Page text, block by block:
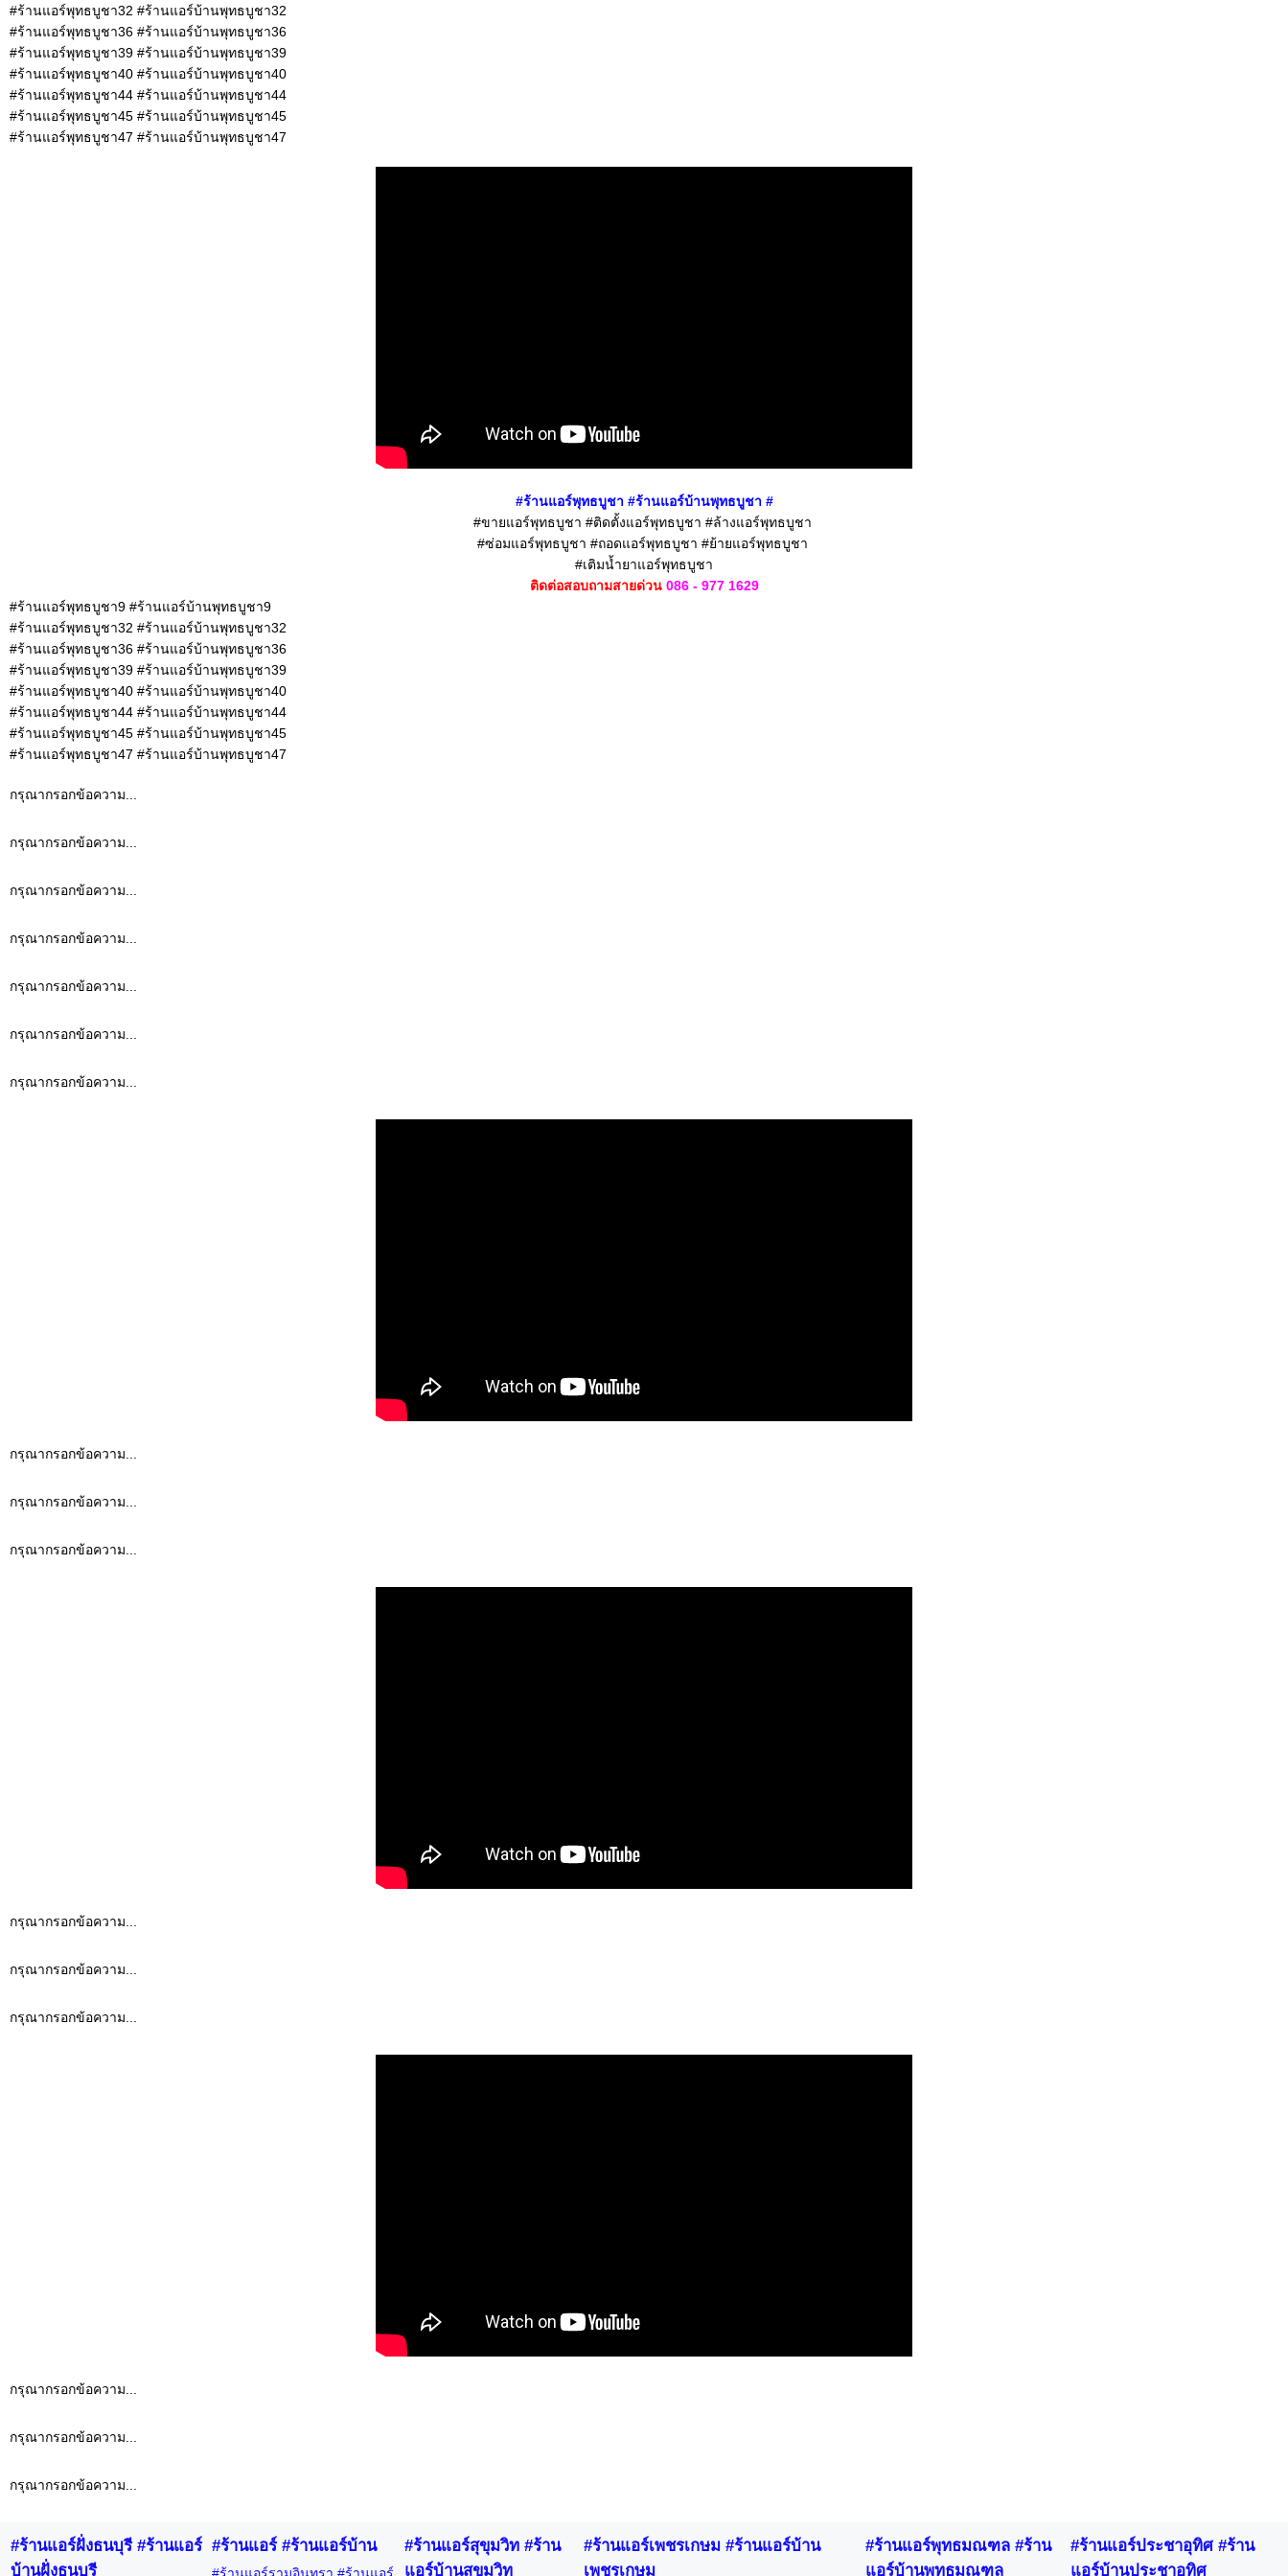
#ร้านแอร์พุทธบูชา32 #ร้านแอร์บ้านพุทธบูชา32
#ร้านแอร์พุทธบูชา36 #ร้านแอร์บ้านพุทธบูชา36
#ร้านแอร์พุทธบูชา39 #ร้านแอร์บ้านพุทธบูชา39
#ร้านแอร์พุทธบูชา40 #ร้านแอร์บ้านพุทธบูชา40
#ร้านแอร์พุทธบูชา44 #ร้านแอร์บ้านพุทธบูชา44
#ร้านแอร์พุทธบูชา45 #ร้านแอร์บ้านพุทธบูชา45
#ร้านแอร์พุทธบูชา47 #ร้านแอร์บ้านพุทธบูชา47
#ร้านแอร์พุทธบูชา #ร้านแอร์บ้านพุทธบูชา #
#ขายแอร์พุทธบูชา #ติดตั้งแอร์พุทธบูชา #ล้างแอร์พุทธบูชา
#ซ่อมแอร์พุทธบูชา #ถอดแอร์พุทธบูชา #ย้ายแอร์พุทธบูชา
#เติมน้ำยาแอร์พุทธบูชา
ติดต่อสอบถามสายด่วน 086 - 977 1629
#ร้านแอร์พุทธบูชา9 #ร้านแอร์บ้านพุทธบูชา9
#ร้านแอร์พุทธบูชา32 #ร้านแอร์บ้านพุทธบูชา32
#ร้านแอร์พุทธบูชา36 #ร้านแอร์บ้านพุทธบูชา36
#ร้านแอร์พุทธบูชา39 #ร้านแอร์บ้านพุทธบูชา39
#ร้านแอร์พุทธบูชา40 #ร้านแอร์บ้านพุทธบูชา40
#ร้านแอร์พุทธบูชา44 #ร้านแอร์บ้านพุทธบูชา44
#ร้านแอร์พุทธบูชา45 #ร้านแอร์บ้านพุทธบูชา45
#ร้านแอร์พุทธบูชา47 #ร้านแอร์บ้านพุทธบูชา47
กรุณากรอกข้อความ...
กรุณากรอกข้อความ...
กรุณากรอกข้อความ...
กรุณากรอกข้อความ...
กรุณากรอกข้อความ...
กรุณากรอกข้อความ...
กรุณากรอกข้อความ...
กรุณากรอกข้อความ...
กรุณากรอกข้อความ...
กรุณากรอกข้อความ...
กรุณากรอกข้อความ...
กรุณากรอกข้อความ...
กรุณากรอกข้อความ...
กรุณากรอกข้อความ...
กรุณากรอกข้อความ...
กรุณากรอกข้อความ...
#ร้านแอร์ฝั่งธนบุรี #ร้านแอร์
บ้านฝั่งธนบุรี
#ร้านแอร์ #ร้านแอร์บ้าน
#ร้านแอร์สุขุมวิท #ร้าน
แอร์บ้านสุขุมวิท
#ร้านแอร์เพชรเกษม #ร้านแอร์บ้าน
เพชรเกษม
#ร้านแอร์พุทธมณฑล #ร้าน
แอร์บ้านพุทธมณฑล
#ร้านแอร์ประชาอุทิศ #ร้าน
แอร์บ้านประชาอุทิศ